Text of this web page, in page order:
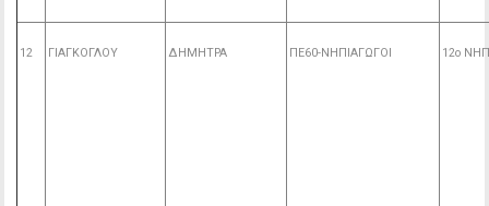
12 ΓΙΑΓΚΟΓΛΟΥ ΔΗΜΗΤΡΑ ΠΕ60-ΝΗΠΙΑΓΩΓΟΙ 12ο